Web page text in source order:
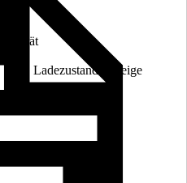
Ladezustandsanzeige
Entsorgung